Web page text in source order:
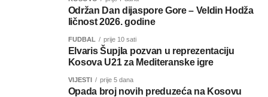
Održan Dan dijaspore Gore – Veldin Hodža
ličnost 2026. godine
FUDBAL prije 10 sati
Elvaris Šupjla pozvan u reprezentaciju
Kosova U21 za Mediteranske igre
VIJESTI prije 5 dana
Opada broj novih preduzeća na Kosovu